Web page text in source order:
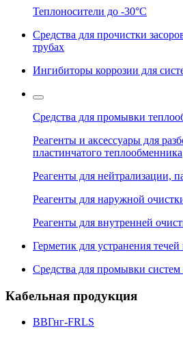
Теплоносители до -30°C
Средства для прочистки
трубах
Ингибиторы коррозии для
Средства для промывки
Реагенты и аксессуары для
пластинчатого теплообменника
Реагенты для нейтрализации,
Реагенты для наружной
Реагенты для внутренней
Герметик для устранения
Средства для промывки систем
Кабельная продукция
ВВГнг-FRLS